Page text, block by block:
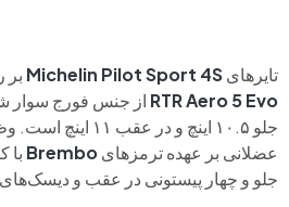
تایرهایMichelin Pilot Sport 4S بر
RTR Aero 5 Evo از جنس فورج سوار
جلو ۱۰.۵ اینچ و در
عضلانی بر عهده ترمزهایBrembo با
جلو و چهار پیستونی در عقب و